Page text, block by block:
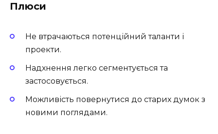
Плюси
Не втрачаються потенційний таланти і
проекти.
Надхнення легко сегментується та
застосовується.
Можливість повернутися до старих думок з
новими поглядами.